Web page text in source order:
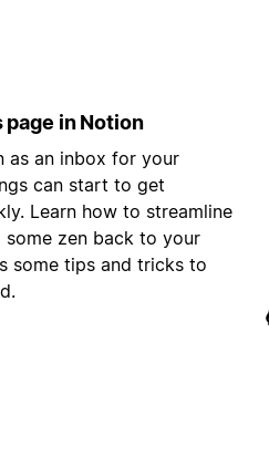
page in Notion
as an inbox for your
can start to get
Learn how to streamline
zen back to your
some tips and tricks to